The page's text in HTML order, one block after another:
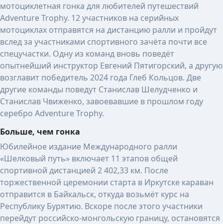
мотоциклетная гонка для любителей путешествий
Adventure Trophy. 12 участников на серийных
мотоциклах отправятся на дистанцию ралли и пройдут
вслед за участниками спортивного зачёта почти все
спецучастки. Одну из команд вновь поведёт
опытнейший инструктор Евгений Пятигорский, а другую
возглавит победитель 2024 года Глеб Кольцов. Две
другие команды поведут Станислав Шелудченко и
Станислав Чвиженко, завоевавшие в прошлом году
серебро Adventure Trophy.
Больше, чем гонка
Юбилейное издание Международного ралли
«Шелковый путь» включает 11 этапов общей
спортивной дистанцией 2 402,33 км. После
торжественной церемонии старта в Иркутске караван
отправится в Байкальск, откуда возьмёт курс на
Республику Бурятию. Вскоре после этого участники
перейдут российско-монгольскую границу, остановятся